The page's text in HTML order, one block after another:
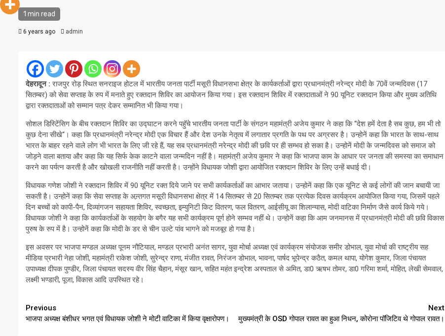
1 min read
6 years ago admin
देहरादून : राजपुर रोड़ स्थित सनराइज होटल में भारतीय जनता पार्टी मसूरी विधानसभा क्षेत्र के कार्यकर्ताओं द्वारा प्रधानमंत्री नरेन्द्र मोदी के 70वें जन्मदिवस (17
सितम्बर) को सेवा सप्ताह के रुप में मनाते हुए रक्तदान शिविर का आयोजन किया गया। इस रक्तदान शिविर में रक्तदाताओं ने 90 यूनिट रक्तदान किया और मुख्य अतिथि
द्वारा रक्तदाताओं को सम्मान पत्र देकर सम्मानित भी किया गया।
सोशल डिस्टिेंसिग के बीच रक्तदान शिविर का उद्घाटन करने पहुॅचे भारतीय जनता पार्टी के संगठन महामंत्री अजेय कुमार ने कहा कि ‘‘देश हमें देता है सब कुछ, हम भी तो
कुछ देना सीखे‘‘। कहा कि प्रधानमंत्री नरेन्द्र मोदी एक विचार हैं और देश उनके नेतृत्व में लगातार प्रगति के पथ पर अग्रसर है। उन्होनें कहा कि भारत के साथ-साथ
भारत के बाहर रहने वाले लोग भी भारत के लिए जी रहे हैं, यह सब प्रधानमंत्री नरेन्द्र मोदी की छवि पर ही सम्भव हो सका है। उन्होनें मोदी के जन्मदिवस को समाज को
जोड़ने वाला बताया और कहा कि यह सिर्फ केक काटने वाला जन्मदिन नहीं है। महामंत्री अजेय कुमार ने कहा कि भाजपा काम के आधार पर जनता की समस्या का समाधान
करने का पर्यत्न करती है और खोखली राजनीति नहीं करती है। उन्होंने विधायक जोशी द्वारा आयोजित रक्तदान शिविर के लिए उन्हें बधाई दी।
विधायक गणेश जोशी ने रक्तदान शिविर में 90 यूनिट रक्त दिये जाने पर सभी कार्यकर्ताओं का आभार जताया। उन्होनें कहा कि एक यूनिट से कई लोगों की जान बचायी जा
सकती है। उन्होनें कहा कि सेवा सप्ताह के अन्र्तगत मसूरी विधानसभा क्षेत्र में 14 सितम्बर से 20 सितम्बर तक प्रत्येक दिवस कार्यक्रम आयोजित किया गया, जिसमें पहले
दिन बच्चों को कापी-पैन, दिव्यांगजन सहायता शिविर, स्वच्छता, इम्युनिटी किट वितरण, फल वितरण, आईसीयू का शिलान्यास, मोदी वाटिका निर्माण जैसे कार्य किये गये।
विधायक जोशी ने कहा कि कार्यकर्ताओं के सहयोग के बगैर यह सभी कार्यक्रम पूर्ण होने सम्भव नहीं थे। उन्होनें कहा कि आम जनमानस में प्रधानमंत्री मोदी की छवि विकास
पुरुष के रुप में है। उन्होनें कहा कि मोदी के डर से चीन उल्टे पांव भागने को मजबूर हो गया है।
इस अवसर पर भाजपा मण्डल अध्यक्ष पूनम नौटियाल, मण्डल प्रभारी अनंत सागर, युवा मोर्चा अध्यक्ष एवं कार्यक्रम संयोजक समीर डोभाल, युवा मोर्चा की राष्ट्रीय सह
मीडिया प्रभारी नेहा जोशी, महामंत्री राकेश जोशी, सुरेन्द्र राणा, मंजीत रावत, निरंजन डोभाल, भावना, पार्षद भूपेन्द्र कठैत, कमल थापा, योगेश कुमार, जिला पंचायत
उपाध्यक्ष दीपक पुण्डीर, जिला पंचायत सदस्य वीर सिंह चैहान, मंसूर खान, सहित महंत इन्द्रेश अस्पताल से अमित, डा0 ऋषभ तोमर, डा0 गरिमा शर्मा, मोहित, लेखी सेमवाल,
लक्ष्मी भण्डारी, पूजा, विकास आदि उपस्थित रहे।
Continue
Reading
Previous
भाजपा अध्यक्ष बंशीधर भगत एवं विधायक जोशी ने मोटी वाटिका में किया वृक्षारोपण।
Next
मुख्यमंत्री के OSD गोपाल रावत का हुआ निधन, कोरोना पॉजिटिव थे गोपाल रावत।